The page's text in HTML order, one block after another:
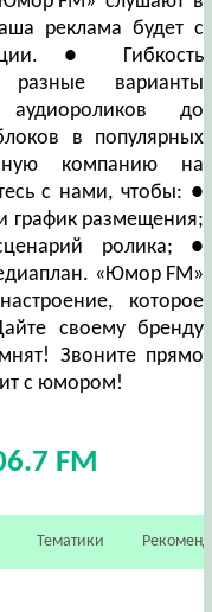
реклама будет с
● Гибкость
варианты
до
в популярных
компанию на
с нами, чтобы: ●
график размещения;
ролика; ●
«Юмор FM»
которое
своему бренду
Звоните прямо
с юмором!
FM
Тематики